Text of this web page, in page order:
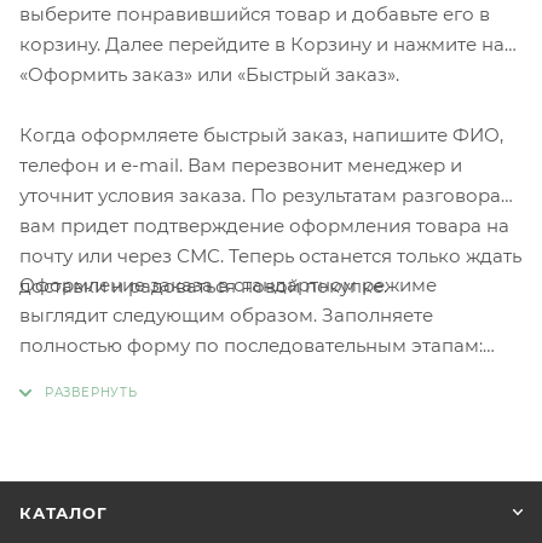
выберите понравившийся товар и добавьте его в
корзину. Далее перейдите в Корзину и нажмите на
«Оформить заказ» или «Быстрый заказ».
Когда оформляете быстрый заказ, напишите ФИО,
телефон и e-mail. Вам перезвонит менеджер и
уточнит условия заказа. По результатам разговора
вам придет подтверждение оформления товара на
почту или через СМС. Теперь останется только ждать
доставки и радоваться новой покупке.
Оформление заказа в стандартном режиме
выглядит следующим образом. Заполняете
полностью форму по последовательным этапам:
КАТАЛОГ